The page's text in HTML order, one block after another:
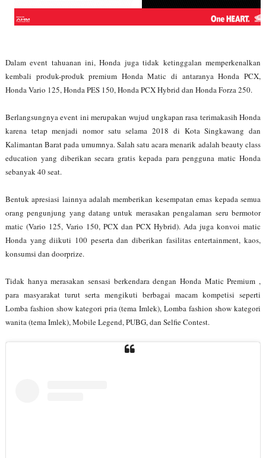
Dalam event tahuanan ini, Honda juga tidak ketinggalan memperkenalkan
kembali produk-produk premium Honda Matic di antaranya Honda PCX,
Honda Vario 125, Honda PES 150, Honda PCX Hybrid dan Honda Forza 250.
Berlangsungnya event ini merupakan wujud ungkapan rasa terimakasih Honda
karena tetap menjadi nomor satu selama 2018 di Kota Singkawang dan
Kalimantan Barat pada umumnya. Salah satu acara menarik adalah beauty class
education yang diberikan secara gratis kepada para pengguna matic Honda
sebanyak 40 seat.
Bentuk apresiasi lainnya adalah memberikan kesempatan emas kepada semua
orang pengunjung yang datang untuk merasakan pengalaman seru bermotor
matic (Vario 125, Vario 150, PCX dan PCX Hybrid). Ada juga konvoi matic
Honda yang diikuti 100 peserta dan diberikan fasilitas entertainment, kaos,
konsumsi dan doorprize.
Tidak hanya merasakan sensasi berkendara dengan Honda Matic Premium ,
para masyarakat turut serta mengikuti berbagai macam kompetisi seperti
Lomba fashion show kategori pria (tema Imlek), Lomba fashion show kategori
wanita (tema Imlek), Mobile Legend, PUBG, dan Selfie Contest.